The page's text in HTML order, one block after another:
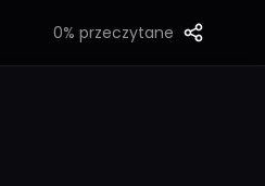
0% przeczytane